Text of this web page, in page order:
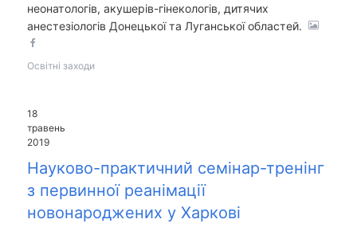
неонатологів, акушерів-гінекологів, дитячих
анестезіологів Донецької та Луганської областей.
Освітні заходи
18
травень
2019
Науково-практичний семінар-тренінг
з первинної реанімації
новонароджених у Харкові